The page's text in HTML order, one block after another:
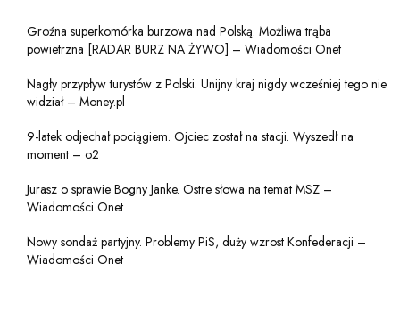
Groźna superkomórka burzowa nad Polską. Możliwa trąba
powietrzna [RADAR BURZ NA ŻYWO] – Wiadomości Onet
Nagły przypływ turystów z Polski. Unijny kraj nigdy wcześniej tego nie
widział – Money.pl
9-latek odjechał pociągiem. Ojciec został na stacji. Wyszedł na
moment – o2
Jurasz o sprawie Bogny Janke. Ostre słowa na temat MSZ –
Wiadomości Onet
Nowy sondaż partyjny. Problemy PiS, duży wzrost Konfederacji –
Wiadomości Onet